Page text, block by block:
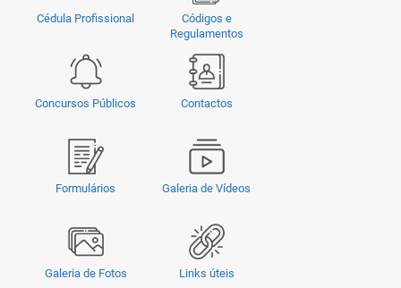
Cédula Profissional
Códigos e
Regulamentos
Concursos Públicos Contactos
Formulários Galeria de Vídeos
Galeria de Fotos Links úteis